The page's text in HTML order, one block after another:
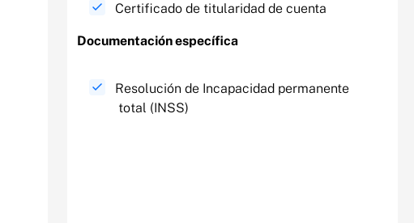
Certificado de titularidad de cuenta
Documentación específica​
Resolución de Incapacidad permanente
total (INSS)